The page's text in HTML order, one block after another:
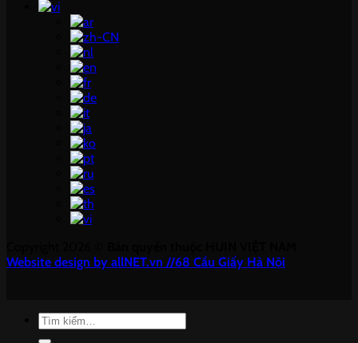
Website design by allNET.vn //68 Cầu Giấy Hà Nội
Tìm
kiếm: